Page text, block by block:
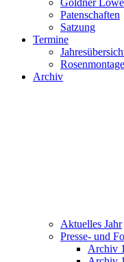
Goldner Löwe
Patenschaften
Satzung
Termine
Rosenmontage
Archiv
Aktuelles Jahr
Presse- und
Archiv